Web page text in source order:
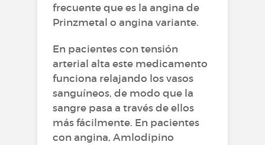
frecuente que es la angina de
Prinzmetal o angina variante.
En pacientes con tensión
arterial alta este medicamento
funciona relajando los vasos
sanguíneos, de modo que la
sangre pasa a través de ellos
más fácilmente. En pacientes
con angina, Amlodipino